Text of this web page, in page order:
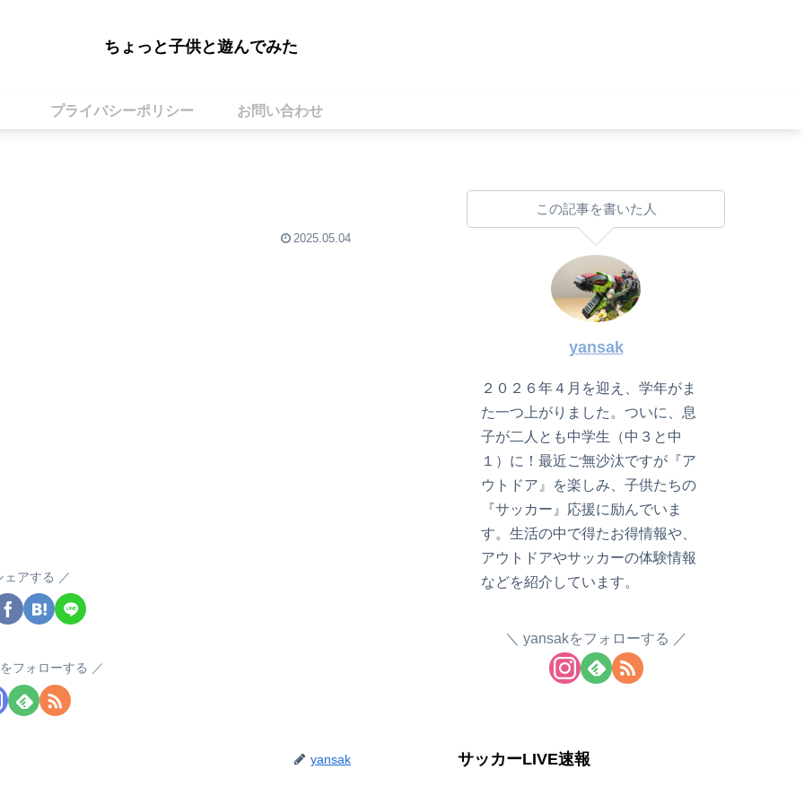
ちょっと子供と遊んでみた
プライバシーポリシー お問い合わせ
2025.05.04
ェアする
フォローする
yansak
この記事を書いた人
yansak
２０２６年４月を迎え、学年がま
た一つ上がりました。ついに、息
子が二人とも中学生（中３と中
１）に！最近ご無沙汰ですが『ア
ウトドア』を楽しみ、子供たちの
『サッカー』応援に励んでいま
す。生活の中で得たお得情報や、
アウトドアやサッカーの体験情報
などを紹介しています。
yansakをフォローする
サッカーLIVE速報